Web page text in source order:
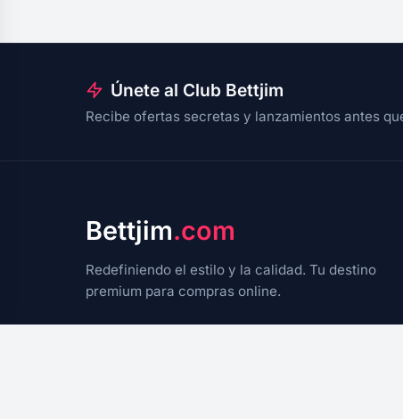
Únete al Club Bettjim
Recibe ofertas secretas y lanzamientos antes
Bettjim.com
Redefiniendo el estilo y la calidad. Tu destino
premium para compras online.